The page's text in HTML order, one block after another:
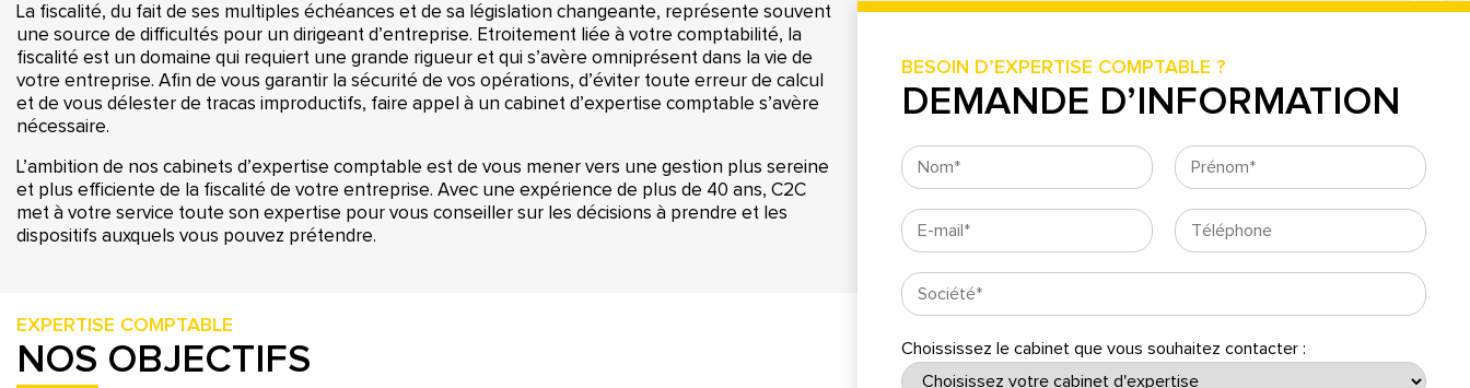
La fiscalité, du fait de ses multiples échéances et de sa législation changeante, représente souvent
une source de difficultés pour un dirigeant d’entreprise. Etroitement liée à votre comptabilité, la
fiscalité est un domaine qui requiert une grande rigueur et qui s’avère omniprésent dans la vie de
votre entreprise. Afin de vous garantir la sécurité de vos opérations, d’éviter toute erreur de calcul
et de vous délester de tracas improductifs, faire appel à un cabinet d’expertise comptable s’avère
nécessaire.
L’ambition de nos cabinets d’expertise comptable est de vous mener vers une gestion plus sereine
et plus efficiente de la fiscalité de votre entreprise. Avec une expérience de plus de 40 ans, C2C
met à votre service toute son expertise pour vous conseiller sur les décisions à prendre et les
dispositifs auxquels vous pouvez prétendre.
EXPERTISE COMPTABLE
NOS OBJECTIFS
BESOIN D’EXPERTISE COMPTABLE ?
DEMANDE D’INFORMATION
Choississez le cabinet que vous souhaitez contacter :